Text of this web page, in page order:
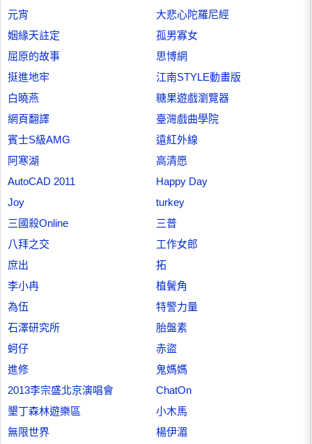
元宵
大悲心陀羅尼經
姻緣天註定
孤男寡女
屈原的故事
思博網
挺進地牢
江南STYLE動畫版
白曉燕
糖果遊戲瀏覽器
網頁翻譯
臺灣戲曲學院
賓士S級AMG
遠紅外線
阿寒湖
高清愿
AutoCAD 2011
Happy Day
Joy
turkey
三國殺Online
三普
八拜之交
工作女郎
庶出
拓
李小冉
植鬢角
為伍
特警力量
石澤研究所
胎盤素
蚵仔
赤盜
進修
鬼媽媽
2013李宗盛北京演唱會
ChatOn
墾丁森林遊樂區
小木馬
無限世界
楊伊湄